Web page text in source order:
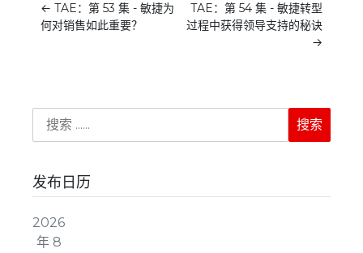
← TAE：第 53 集 - 敏捷为
何对销售如此重要？
TAE：第 54 集 - 敏捷转型
过程中获得领导支持的秘诀
→
发布日历
2026
年 8